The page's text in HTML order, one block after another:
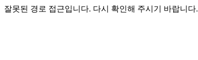
잘못된 경로 접근입니다. 다시 확인해 주시기 바랍니다.